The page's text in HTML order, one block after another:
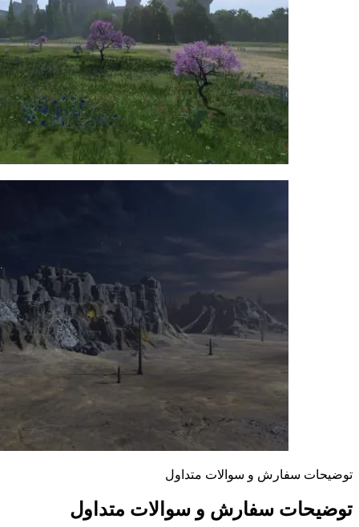
توضیحات سفارش و سوالات متداول
توضیحات سفارش و سوالات متداول